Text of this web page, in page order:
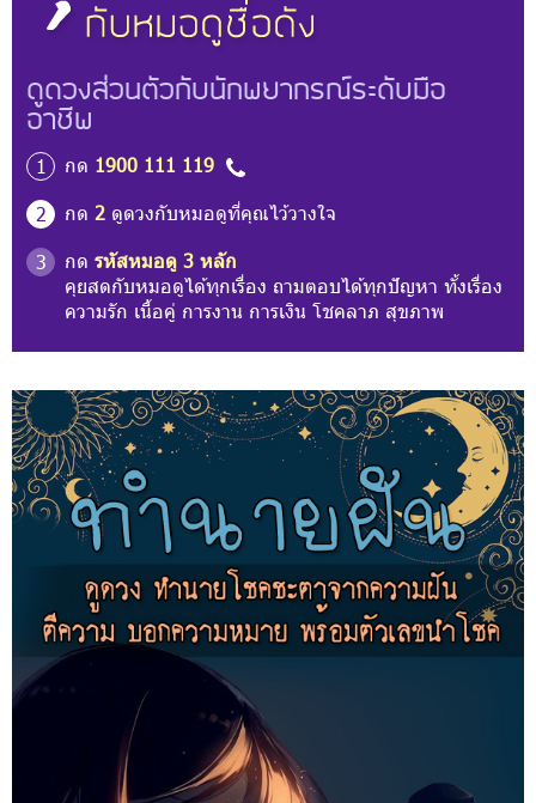
ดูดวงส่วนตัวกับนักพยากรณ์ระดับมือ
อาชีพ
1 กด 1900 111 119
2
กด 2 ดูดวงกับหมอดูที่คุณไว้วางใจ
3
กด รหัสหมอดู 3 หลัก
คุยสดกับหมอดูได้ทุกเรื่อง ถามตอบได้ทุกปัญหา ทั้งเรื่อง
ความรัก เนื้อคู่ การงาน การเงิน โชคลาภ สุขภาพ